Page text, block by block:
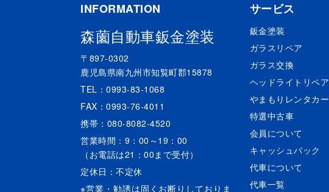
INFORMATION
森薗自動車鈑金塗装
〒897-0302
鹿児島県南九州市知覧町郡15878
TEL：0993-83-1068
FAX：0993-76-4011
携帯：080-8082-4520
営業時間：9：00～19：00
（お電話は21：00まで受付）
定休日：不定休
※営業・勧誘は固くお断りしておりま
サービス
鈑金塗装
ガラスリペア
ガラス交換
ヘッドライトリペア
やまもりレンタカー
特選中古車
会員について
キャッシュバック
代車について
代車一覧